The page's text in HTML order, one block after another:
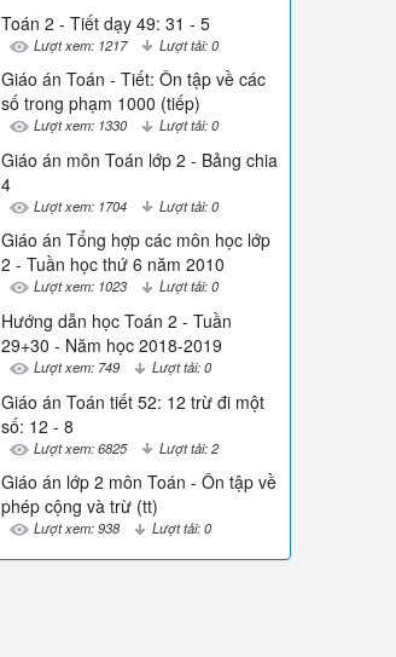
Toán 2 - Tiết dạy 49: 31 - 5
Lượt xem: 1217 Lượt tải: 0
Giáo án Toán - Tiết: Ôn tập về các
số trong phạm 1000 (tiếp)
Lượt xem: 1330 Lượt tải: 0
Giáo án môn Toán lớp 2 - Bảng chia
4
Lượt xem: 1704 Lượt tải: 0
Giáo án Tổng hợp các môn học lớp
2 - Tuần học thứ 6 năm 2010
Lượt xem: 1023 Lượt tải: 0
Hướng dẫn học Toán 2 - Tuần
29+30 - Năm học 2018-2019
Lượt xem: 749 Lượt tải: 0
Giáo án Toán tiết 52: 12 trừ đi một
số: 12 - 8
Lượt xem: 6825 Lượt tải: 2
Giáo án lớp 2 môn Toán - Ôn tập về
phép cộng và trừ (tt)
Lượt xem: 938 Lượt tải: 0